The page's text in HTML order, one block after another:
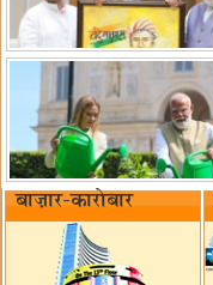
बाज़ार-कारोबार